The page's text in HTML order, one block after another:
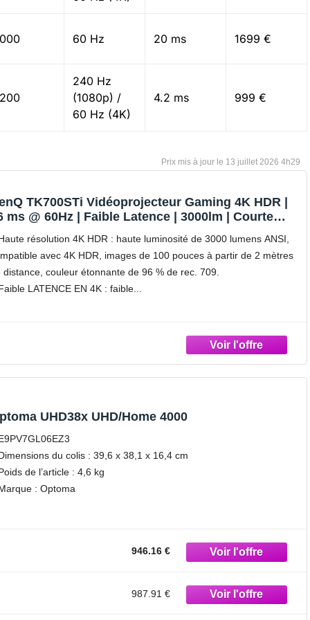
60 Hz 20 ms 1699 €
240 Hz
(1080p) /
60 Hz (4K)
4.2 ms 999 €
13 juillet 2026 4h29
TK700STi Vidéoprojecteur Gaming 4K HDR |
ms @ 60Hz | Faible Latence | 3000lm | Courte
Parleur 5W | HDMI 2.0b*2 | PS5 | Xbox Series X
résolution 4K HDR : haute luminosité de 3000 lumens ANSI,
avec 4K HDR, images de 100 pouces à partir de 2 mètres
distance, couleur étonnante de 96 % de rec. 709.
LATENCE EN 4K : faible
UHD38x UHD/Home 4000
du colis : 39,6 x 38,1 x 16,4 cm
de l’article : 4,6 kg
: Optoma
946.16 €
987.91 €